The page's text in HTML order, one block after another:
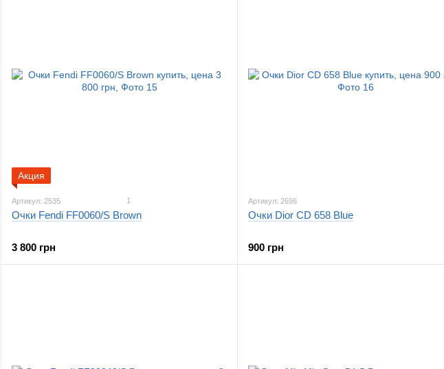
Акция
Артикул: 2535 1
Очки Fendi FF0060/S Brown
3 800 грн
Артикул: 2696
Очки Dior CD 658 Blue
900 грн